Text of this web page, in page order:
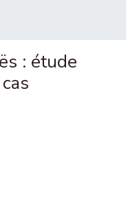
: étude